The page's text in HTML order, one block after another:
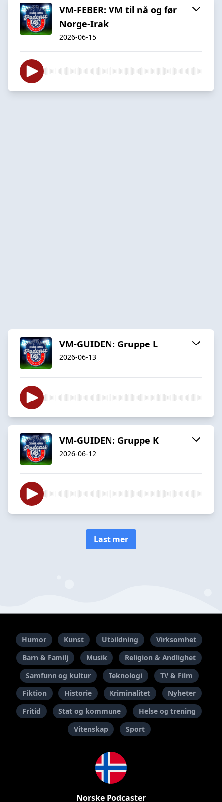
VM-FEBER: VM til nå og før
Norge-Irak
2026-06-15
VM-GUIDEN: Gruppe L
2026-06-13
VM-GUIDEN: Gruppe K
2026-06-12
Last mer
Humor Kunst Utbildning
Virksomhet
Barn & Familj
Musik
Religion & Andlighet
Samfunn og kultur
Teknologi
TV & Film
Fiktion
Historie Kriminalitet
Nyheter
Fritid
Stat og kommune
Helse og trening
Vitenskap
Sport
Norske Podcaster